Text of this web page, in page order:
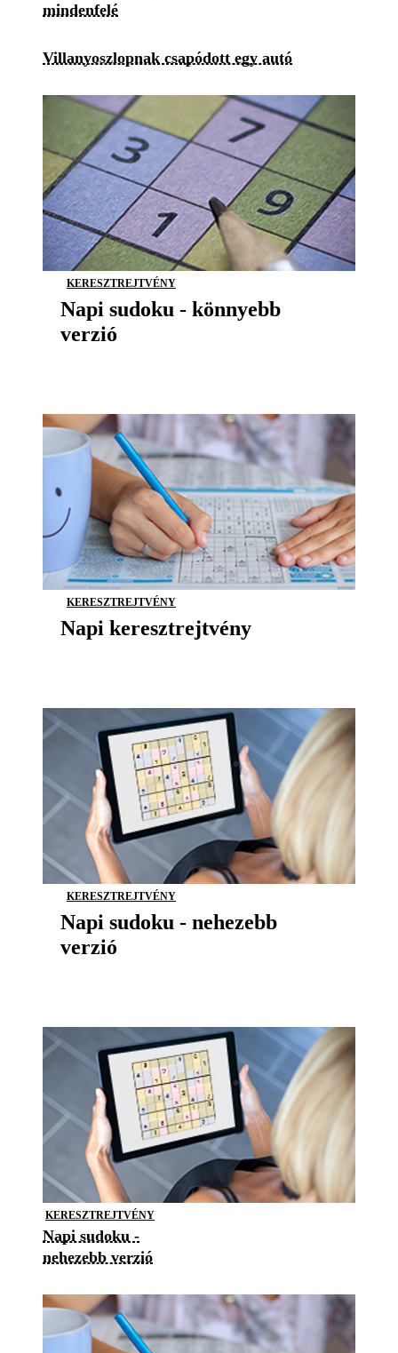
mindenfelé
Villanyoszlopnak csapódott egy autó
KERESZTREJTVÉNY
Napi sudoku - könnyebb
verzió
KERESZTREJTVÉNY
Napi keresztrejtvény
KERESZTREJTVÉNY
Napi sudoku - nehezebb
verzió
KERESZTREJTVÉNY
Napi sudoku -
nehezebb verzió